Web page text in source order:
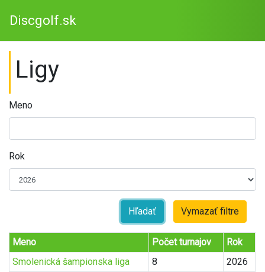
Discgolf.sk
Ligy
Meno
Rok
Hľadať Vymazať filtre
Meno Počet turnajov
Rok
Smolenická šampionska liga
8
2026